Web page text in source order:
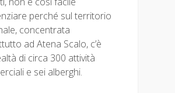
perché sul territorio
concentrata
ad Atena Scalo, c’è
di circa 300 attività
e sei alberghi.